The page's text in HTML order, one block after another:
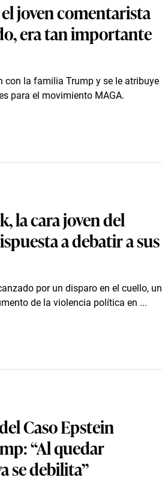
joven comentarista
era tan importante
con la familia Trump y se le atribuye
para el movimiento MAGA.
la cara joven del
a debatir a sus
por un disparo en el cuello, un
de la violencia política en ...
Caso Epstein
“Al quedar
se debilita”